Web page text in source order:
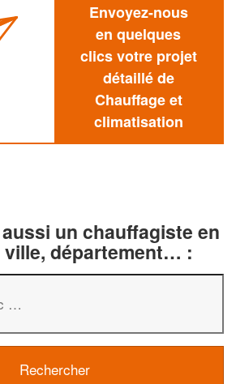
Envoyez-nous
en quelques
clics votre projet
détaillé de
Chauffage et
climatisation
un chauffagiste en
département… :